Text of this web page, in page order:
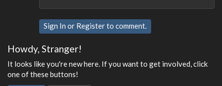
Sign In or Registerto comment.
Howdy, Stranger!
It looks like you're new here. If you want to get involved, click
one of these buttons!